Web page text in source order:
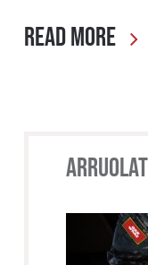
Read More